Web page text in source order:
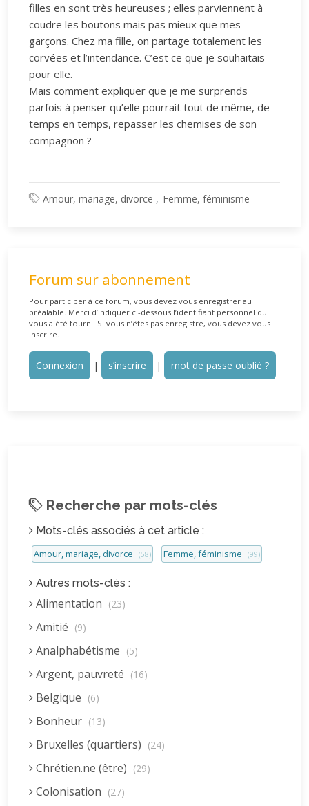
filles en sont très heureuses ; elles parviennent à
coudre les boutons mais pas mieux que mes
garçons. Chez ma fille, on partage totalement les
corvées et l’intendance. C’est ce que je souhaitais
pour elle.
Mais comment expliquer que je me surprends
parfois à penser qu’elle pourrait tout de même, de
temps en temps, repasser les chemises de son
compagnon ?
Amour, mariage, divorce Femme, féminisme
Forum sur abonnement
Pour participer à ce forum, vous devez vous enregistrer au
préalable. Merci d’indiquer ci-dessous l’identifiant personnel qui
vous a été fourni. Si vous n’êtes pas enregistré, vous devez vous
inscrire.
Connexion | s’inscrire | mot de passe oublié ?
Recherche par mots-clés
Mots-clés associés à cet article :
Amour, mariage, divorce (58) Femme, féminisme (99)
Autres mots-clés :
Alimentation (23)
Amitié (9)
Analphabétisme (5)
Argent, pauvreté (16)
Belgique (6)
Bonheur (13)
Bruxelles (quartiers) (24)
Chrétien.ne (être) (29)
Colonisation (27)